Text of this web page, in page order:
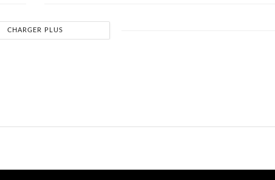
CHARGER PLUS